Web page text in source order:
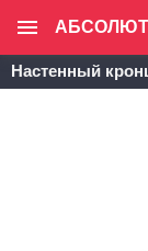
Настенный